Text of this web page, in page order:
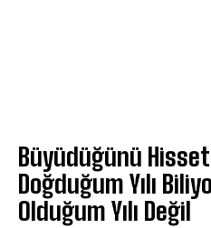
Büyüdüğünü
Doğduğum Yılı
Olduğum Yılı Değil